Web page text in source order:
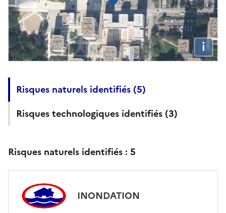
i
Risques naturels identifiés (5)
Risques technologiques identifiés (3)
Risques naturels identifiés : 5
INONDATION